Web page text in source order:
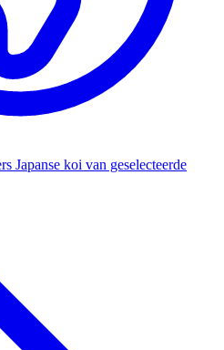
Japanse koi van geselecteerde